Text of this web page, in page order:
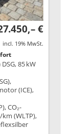
€
incl. 19% MwSt.
85 kW
(ICE),
CO₂-
(WLTP),